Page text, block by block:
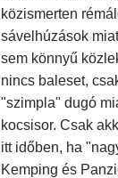
közismerten
sávelhúzások
sem könnyű
nincs baleset,
"szimpla" dugó
kocsisor. Csak
itt időben, ha
Kemping és